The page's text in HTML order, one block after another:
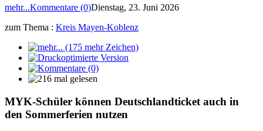
mehr...Kommentare (0)Dienstag, 23. Juni 2026
zum Thema : Kreis Mayen-Koblenz
MYK-Schüler können Deutschlandticket auch in
den Sommerferien nutzen